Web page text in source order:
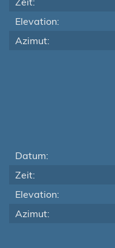
Elevation:
Azimut:
Datum:
Zeit:
Elevation:
Azimut: